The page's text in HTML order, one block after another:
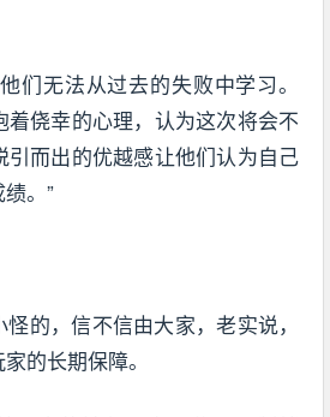
们无法从过去的失败中学习。
侥幸的心理，认为这次将会不
引而出的优越感让他们认为自己
。”
的，信不信由大家，老实说，
的长期保障。